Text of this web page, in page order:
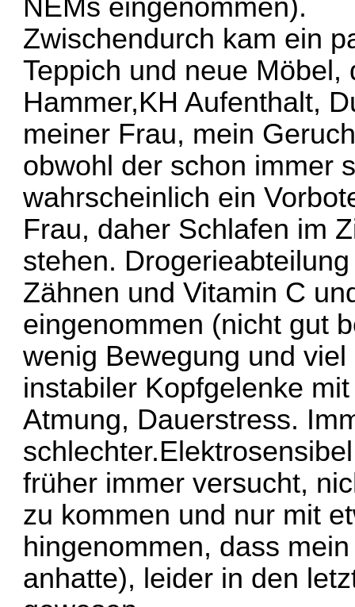
NEMs eingenommen).
Zwischendurch kam ein
Teppich und neue
Hammer,KH Aufenthalt,
meiner Frau, mein
obwohl der schon immer
wahrscheinlich ein
Frau, daher Schlafen im
stehen.
Zähnen und Vitamin C
eingenommen (nicht gut
wenig Bewegung und
instabiler Kopfgelenke
Atmung, Dauerstress.
früher immer versucht,
zu kommen und nur mit
hingenommen, dass
anhatte), leider in den